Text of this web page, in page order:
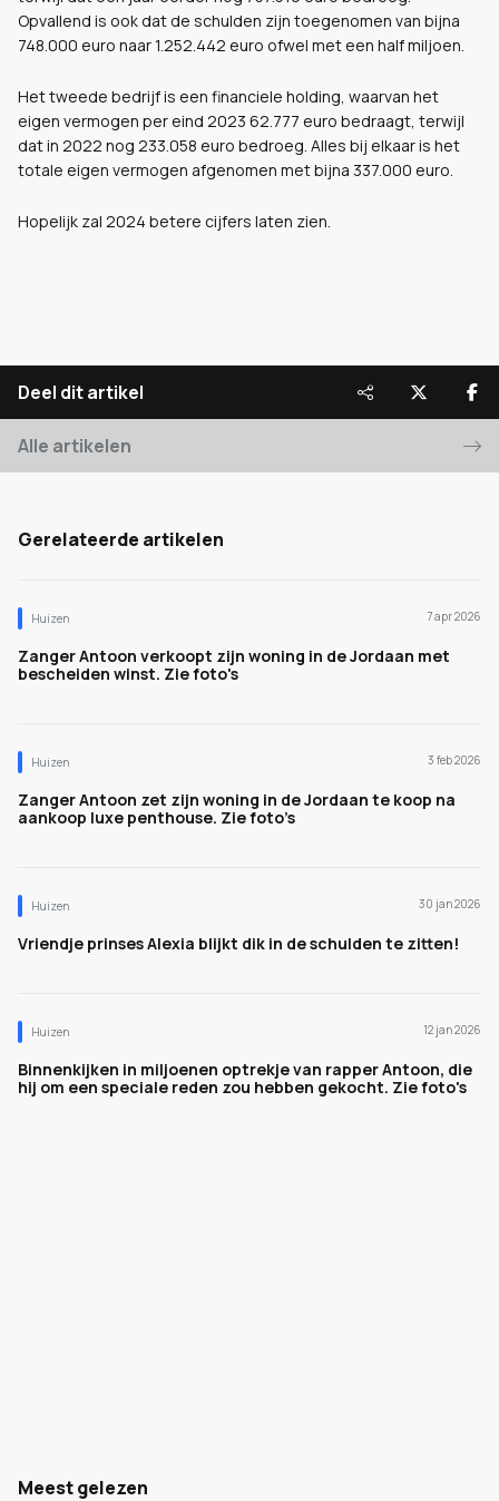
Opvallend is ook dat de schulden zijn toegenomen van bijna
748.000 euro naar 1.252.442 euro ofwel met een half miljoen.
Het tweede bedrijf is een financiele holding, waarvan het
eigen vermogen per eind 2023 62.777 euro bedraagt, terwijl
dat in 2022 nog 233.058 euro bedroeg. Alles bij elkaar is het
totale eigen vermogen afgenomen met bijna 337.000 euro.
Hopelijk zal 2024 betere cijfers laten zien.
Deel dit artikel
Alle artikelen
Gerelateerde artikelen
Huizen 7 apr 2026
Zanger Antoon verkoopt zijn woning in de Jordaan met
bescheiden winst. Zie foto's
Huizen 3 feb 2026
Zanger Antoon zet zijn woning in de Jordaan te koop na
aankoop luxe penthouse. Zie foto’s
Huizen 30 jan 2026
Vriendje prinses Alexia blijkt dik in de schulden te zitten!
Huizen 12 jan 2026
Binnenkijken in miljoenen optrekje van rapper Antoon, die
hij om een speciale reden zou hebben gekocht. Zie foto's
Meest gelezen